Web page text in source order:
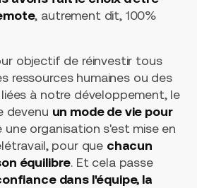
, autrement dit, 100%
objectif de réinvestir tous
ressources humaines ou des
à notre développement, le
devenu un mode de vie pour
une organisation s'est mise en
pour que chacun
équilibre. Et cela passe
dans l'équipe, la